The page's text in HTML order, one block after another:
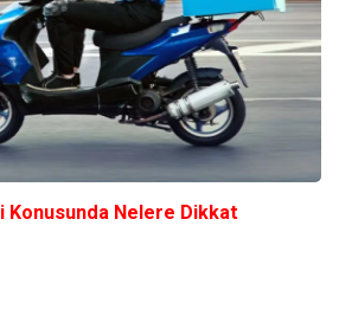
Konusunda Nelere Dikkat